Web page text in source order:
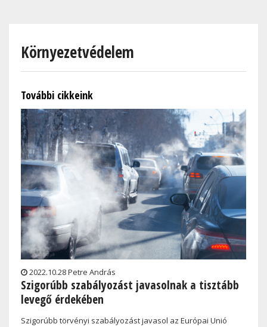
contentKörnyezetvédelem
További cikkeink
2022.10.28 Petre András
Szigorúbb szabályozást javasolnak a tisztább
levegő érdekében
Szigorúbb törvényi szabályozást javasol az Európai Unió